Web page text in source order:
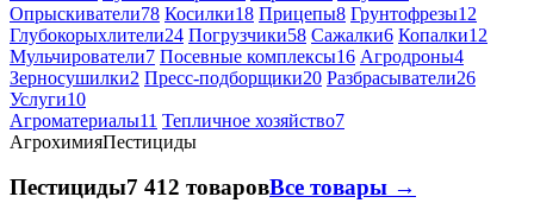
Опрыскиватели78 Косилки18 Прицепы8 Грунтофрезы12
Глубокорыхлители24 Погрузчики58 Сажалки6 Копалки12
Мульчирователи7 Посевные комплексы16 Агродроны4
Зерносушилки2 Пресс-подборщики20 Разбрасыватели26
Услуги10
Агроматериалы11 Тепличное хозяйство7
АгрохимияПестициды
Пестициды7 412 товаровВсе товары →